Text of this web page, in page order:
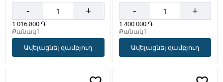
- +
1 016 800 ֏
Քանակ1
Ավելացնել զամբյուղ
- +
1 400 000 ֏
Քանակ1
Ավելացնել զամբյուղ